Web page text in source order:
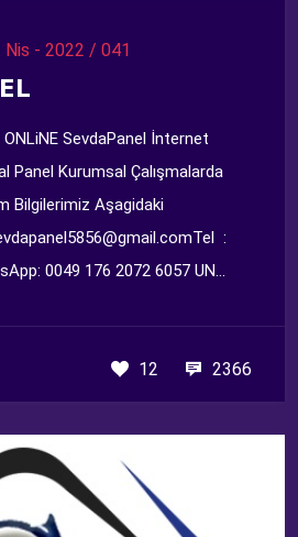
Nis - 2022 / 041
SevdaPanel İnternet
Panel Kurumsal Çalışmalarda
Bilgilerimiz Aşagidaki
:
0049 176 2072 6057 UN...
12 2366